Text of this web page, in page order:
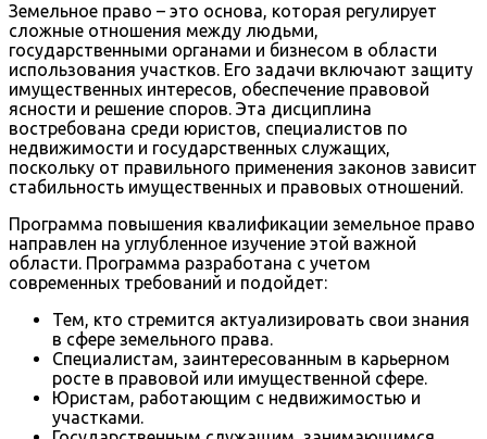
Земельное право – это основа, которая регулирует
сложные отношения между людьми,
государственными органами и бизнесом в области
использования участков. Его задачи включают защиту
имущественных интересов, обеспечение правовой
ясности и решение споров. Эта дисциплина
востребована среди юристов, специалистов по
недвижимости и государственных служащих,
поскольку от правильного применения законов зависит
стабильность имущественных и правовых отношений.
Программа повышения квалификации земельное право
направлен на углубленное изучение этой важной
области. Программа разработана с учетом
современных требований и подойдет:
Тем, кто стремится актуализировать свои знания
в сфере земельного права.
Специалистам, заинтересованным в карьерном
росте в правовой или имущественной сфере.
Юристам, работающим с недвижимостью и
участками.